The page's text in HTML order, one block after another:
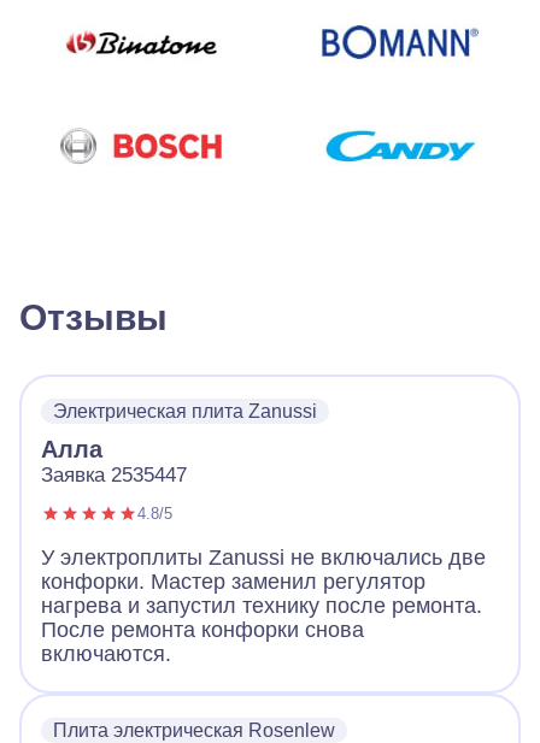
Отзывы
Электрическая плита Zanussi
Алла
Заявка 2535447
4.8/5
У электроплиты Zanussi не включались две
конфорки. Мастер заменил регулятор
нагрева и запустил технику после ремонта.
После ремонта конфорки снова
включаются.
Плита электрическая Rosenlew